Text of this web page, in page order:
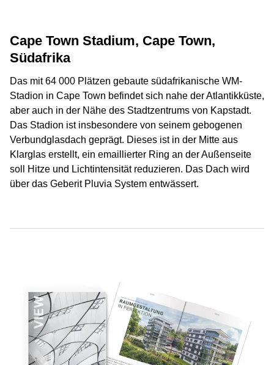
Cape Town Stadium, Cape Town,
Südafrika
Das mit 64 000 Plätzen gebaute südafrikanische WM-
Stadion in Cape Town befindet sich nahe der Atlantikküste,
aber auch in der Nähe des Stadtzentrums von Kapstadt.
Das Stadion ist insbesondere von seinem gebogenen
Verbundglasdach geprägt. Dieses ist in der Mitte aus
Klarglas erstellt, ein emaillierter Ring an der Außenseite
soll Hitze und Lichtintensität reduzieren. Das Dach wird
über das Geberit Pluvia System entwässert.